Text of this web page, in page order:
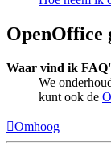
OpenOffice
Waar vind ik
We
kunt ook de
Omhoog